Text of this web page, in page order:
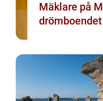
Mäklare på